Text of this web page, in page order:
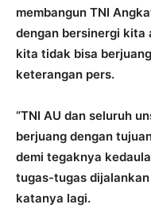
membangun TNI
dengan bersinergi kita
kita tidak bisa
keterangan pers.
“TNI AU dan seluruh
berjuang dengan
demi tegaknya
tugas-tugas
katanya lagi.